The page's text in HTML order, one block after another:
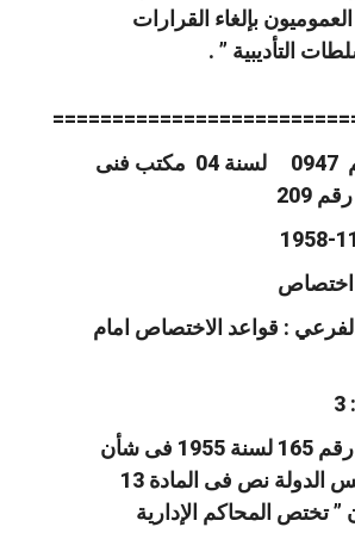
بإلغاء القرارات
التأديبية ” .
الطعن رقم 0947 لسنة 04 مكتب فنى
اختصاص
: قواعد الاختصاص امام
إن القانون رقم 165 لسنة 1955 فى شأن
تنظيم مجلس الدولة نص فى المادة 13
تختص المحاكم الإدارية